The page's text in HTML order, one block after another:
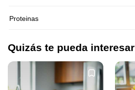
Proteinas
Quizás te pueda interesar